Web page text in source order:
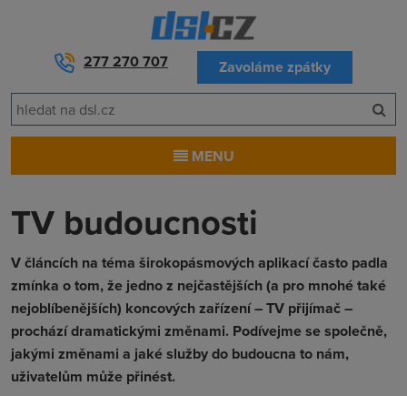
277 270 707 Zavoláme zpátky
MENU
TV budoucnosti
V článcích na téma širokopásmových aplikací často padla
zmínka o tom, že jedno z nejčastějších (a pro mnohé také
nejoblíbenějších) koncových zařízení – TV přijímač –
prochází dramatickými změnami. Podívejme se společně,
jakými změnami a jaké služby do budoucna to nám,
uživatelům může přinést.